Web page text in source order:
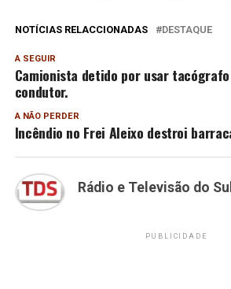
NOTÍCIAS RELACCIONADAS DESTAQUE
A SEGUIR
Camionista detido por usar
condutor.
A NÃO PERDER
Incêndio no Frei Aleixo destroi
Rádio e Televisão do
PUBLICIDADE